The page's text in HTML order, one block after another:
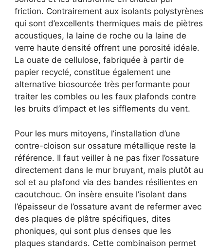
friction. Contrairement aux isolants polystyrènes
qui sont d’excellents thermiques mais de piètres
acoustiques, la laine de roche ou la laine de
verre haute densité offrent une porosité idéale.
La ouate de cellulose, fabriquée à partir de
papier recyclé, constitue également une
alternative biosourcée très performante pour
traiter les combles ou les faux plafonds contre
les bruits d’impact et les sifflements du vent.
Pour les murs mitoyens, l’installation d’une
contre-cloison sur ossature métallique reste la
référence. Il faut veiller à ne pas fixer l’ossature
directement dans le mur bruyant, mais plutôt au
sol et au plafond via des bandes résilientes en
caoutchouc. On insère ensuite l’isolant dans
l’épaisseur de l’ossature avant de refermer avec
des plaques de plâtre spécifiques, dites
phoniques, qui sont plus denses que les
plaques standards. Cette combinaison permet